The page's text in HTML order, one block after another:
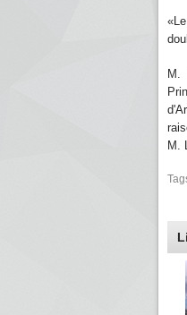
M.
M.